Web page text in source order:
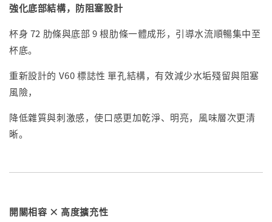
強化底部結構，防阻塞設計
杯身 72 肋條與底部 9 根肋條一體成形，引導水流順暢集中至
杯底。
重新設計的 V60 標誌性 單孔結構，有效減少水垢殘留與阻塞
風險，
降低雜質與刺激感，使口感更加乾淨、明亮，風味層次更清
晰。
開關相容 × 高度擴充性